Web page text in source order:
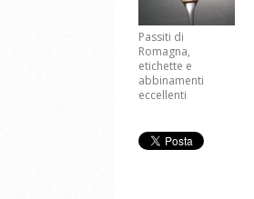
Passiti di
Romagna,
etichette e
abbinamenti
eccellenti